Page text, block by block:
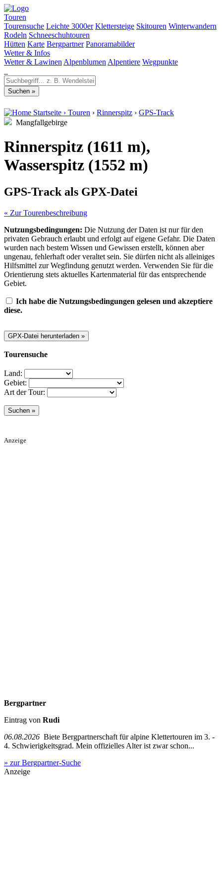
Touren
Tourensuche Leichte 3000er Klettersteige Skitouren Winterwandern
Rodeln Schneeschuhtouren
Hütten Karte Bergpartner Panoramabilder
Wetter & Infos
Wetter & Lawinen Alpenblumen Alpentiere Wegpunkte
Startseite › Touren › Rinnerspitz › GPS-Track
Mangfallgebirge
Rinnerspitz (1611 m),
Wasserspitz (1552 m)
GPS-Track als GPX-Datei
« Zur Tourenbeschreibung
Nutzungsbedingungen: Die Nutzung der Daten ist nur für den
privaten Gebrauch erlaubt und erfolgt auf eigene Gefahr. Die Daten
wurden nach bestem Wissen und Gewissen erstellt, können aber
ungenau, fehlerhaft oder veraltet sein. Sie dürfen nicht als alleiniges
Hilfsmittel zur Wegfindung genutzt werden. Verwenden Sie für die
Orientierung stets aktuelles Kartenmaterial für das entsprechende
Gebiet.
Ich habe die Nutzungsbedingungen gelesen und akzeptiere
diese.
Tourensuche
Land:
Gebiet:
Art der Tour:
Anzeige
Bergpartner
Eintrag von Rudi
06.08.2026 Biete Bergpartnerschaft für alpine Klettertouren im 3. -
4. Schwierigkeitsgrad. Mein offizielles Alter ist zwar schon...
» zur Bergpartner-Suche
Anzeige